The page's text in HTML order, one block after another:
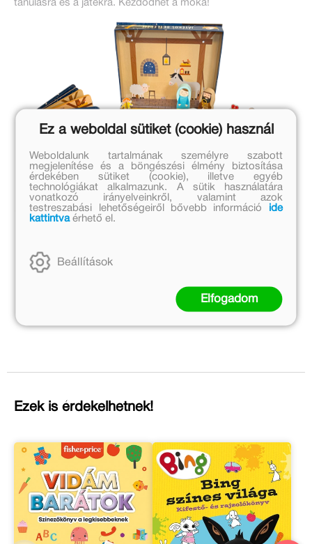
tanulásra és a játékra. Kezdődhet a móka!
Ezek is érdekelhetnek!
Ez a weboldal sütiket (cookie) használ
Weboldalunk tartalmának személyre szabott
megjelenítése és a böngészési élmény biztosítása
érdekében sütiket (cookie), illetve egyéb
technológiákat alkalmazunk. A sütik használatára
vonatkozó irányelveinkről, valamint azok
testreszabási lehetőségeiről bővebb információ
ide
kattintvaérhető el.
Beállítások
Elfogadom